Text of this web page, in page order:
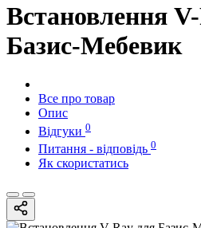
Встановлення
Базис-Мебевик
Все про товар
Опис
Відгуки 0
Питання - відповідь 0
Як скористатись